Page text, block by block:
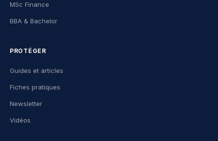
MSc Finance
BBA & Bachelor
PROTÉGER
Guides et articles
Fiches pratiques
Newsletter
Vidéos